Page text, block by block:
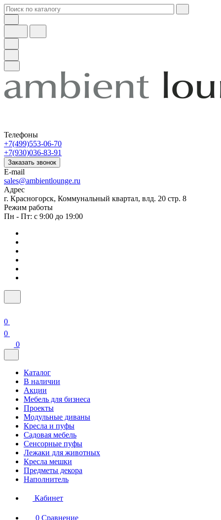
Телефоны
+7(499)553-06-70
+7(930)036-83-91
Заказать звонок
E-mail
sales@ambientlounge.ru
Адрес
г. Красногорск, Коммунальный квартал, влд. 20 стр. 8
Режим работы
Пн - Пт: с 9:00 до 19:00
0
0
0
Каталог
В наличии
Акции
Мебель для бизнеса
Проекты
Модульные диваны
Кресла и пуфы
Садовая мебель
Сенсорные пуфы
Лежаки для животных
Кресла мешки
Предметы декора
Наполнитель
Кабинет
0 Сравнение